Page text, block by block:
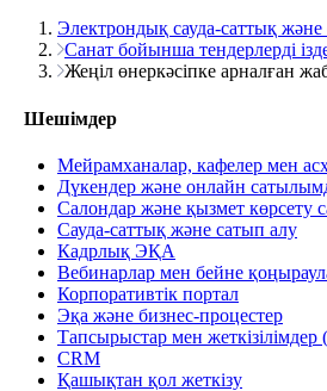
Электрондық сауда-саттық және
Санат бойынша тендерлерді
Жеңіл өнеркәсіпке арналған
Шешімдер
Мейрамханалар, кафелер мен
Дүкендер және онлайн
Салондар және қызмет көрсету
Сауда-саттық және сатып алу
Кадрлық ЭҚА
Вебинарлар мен бейне
Корпоративтік портал
Эқа және бизнес-процестер
Тапсырыстар мен жеткізілімдер
CRM
Қашықтан қол жеткізу